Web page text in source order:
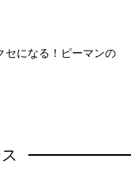
セになる！ピーマンの